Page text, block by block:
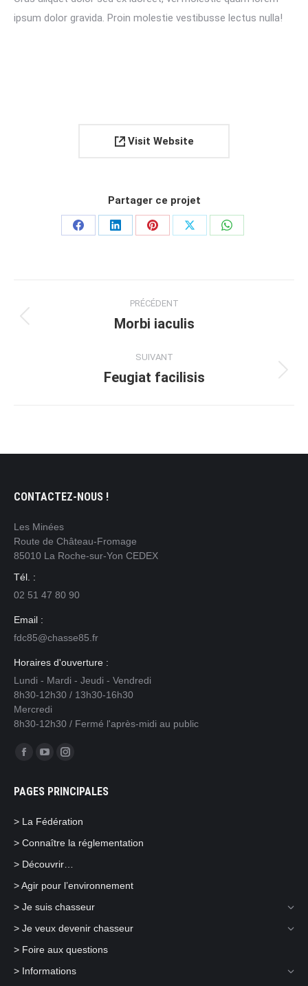
ipsum dolor gravida. Proin molestie vestibusse lectus nulla!
Visit Website
Partager ce projet
PartagerPartagerPartagerPartagerPartager
de
commentaire
PRÉCÉDENT
Onglet
Morbi iaculis
SUIVANT
Projets
Feugiat facilisis
CONTACTEZ-NOUS !
Les Minées
Route de Château-Fromage
85010 La Roche-sur-Yon CEDEX
Tél. :
02 51 47 80 90
Email :
fdc85@chasse85.fr
Horaires d'ouverture :
Lundi - Mardi - Jeudi - Vendredi
8h30-12h30 / 13h30-16h30
Mercredi
8h30-12h30 / Fermé l'après-midi au public
Trouvez nous sur :
Facebook
opens
window
YouTube
opens
window
Instagram
opens
window
PAGES PRINCIPALES
> La Fédération
> Connaître la réglementation
> Découvrir…
> Agir pour l’environnement
> Je suis chasseur
> Je veux devenir chasseur
> Foire aux questions
> Informations